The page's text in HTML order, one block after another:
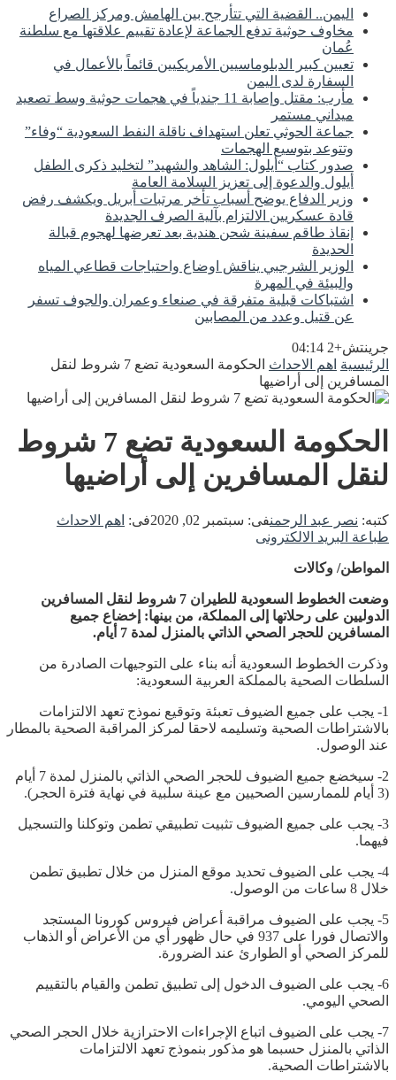
اليمن.. القضية التي تتأرجح بين الهامش ومركز الصراع
مخاوف حوثية تدفع الجماعة لإعادة تقييم علاقتها مع سلطنة
عُمان
تعيين كبير الدبلوماسيين الأمريكيين قائماً بالأعمال في
السفارة لدى اليمن
مأرب: مقتل وإصابة 11 جندياً في هجمات حوثية وسط تصعيد
ميداني مستمر
جماعة الحوثي تعلن استهداف ناقلة النفط السعودية “وفاء”
وتتوعد بتوسيع الهجمات
صدور كتاب “أيلول: الشاهد والشهيد” لتخليد ذكرى الطفل
أيلول والدعوة إلى تعزيز السلامة العامة
وزير الدفاع يوضح أسباب تأخر مرتبات أبريل ويكشف رفض
قادة عسكريين الالتزام بآلية الصرف الجديدة
إنقاذ طاقم سفينة شحن هندية بعد تعرضها لهجوم قبالة
الحديدة
الوزير الشرجبي يناقش اوضاع واحتياجات قطاعي المياه
والبيئة في المهرة
اشتباكات قبلية متفرقة في صنعاء وعمران والجوف تسفر
عن قتيل وعدد من المصابين
جرينتش+2 04:14
الرئيسية اهم الاحداث
الحكومة السعودية تضع 7 شروط لنقل
المسافرين إلى أراضيها
الحكومة السعودية تضع 7 شروط
لنقل المسافرين إلى أراضيها
كتبه: نصر عبد الرحمنفى: سبتمبر 02, 2020 فى: اهم الاحداث
طباعة البريد الالكترونى
المواطن/ وكالات
وضعت الخطوط السعودية للطيران 7 شروط لنقل المسافرين
الدوليين على رحلاتها إلى المملكة، من بينها: إخضاع جميع
المسافرين للحجر الصحي الذاتي بالمنزل لمدة 7 أيام.
وذكرت الخطوط السعودية أنه بناء على التوجيهات الصادرة من
السلطات الصحية بالمملكة العربية السعودية:
1- يجب على جميع الضيوف تعبئة وتوقيع نموذج تعهد الالتزامات
بالاشتراطات الصحية وتسليمه لاحقا لمركز المراقبة الصحية بالمطار
عند الوصول.
2- سيخضع جميع الضيوف للحجر الصحي الذاتي بالمنزل لمدة 7 أيام
(3 أيام للممارسين الصحيين مع عينة سلبية في نهاية فترة الحجر).
3- يجب على جميع الضيوف تثبيت تطبيقي تطمن وتوكلنا والتسجيل
فيهما.
4- يجب على الضيوف تحديد موقع المنزل من خلال تطبيق تطمن
خلال 8 ساعات من الوصول.
5- يجب على الضيوف مراقبة أعراض فيروس كورونا المستجد
والاتصال فورا على 937 في حال ظهور أي من الأعراض أو الذهاب
للمركز الصحي أو الطوارئ عند الضرورة.
6- يجب على الضيوف الدخول إلى تطبيق تطمن والقيام بالتقييم
الصحي اليومي.
7- يجب على الضيوف اتباع الإجراءات الاحترازية خلال الحجر الصحي
الذاتي بالمنزل حسبما هو مذكور بنموذج تعهد الالتزامات
بالاشتراطات الصحية.